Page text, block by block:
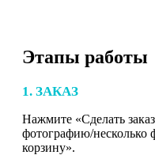
Этапы работы
1. ЗАКАЗ
Нажмите «Сделать
фотографию/несколько
корзину».